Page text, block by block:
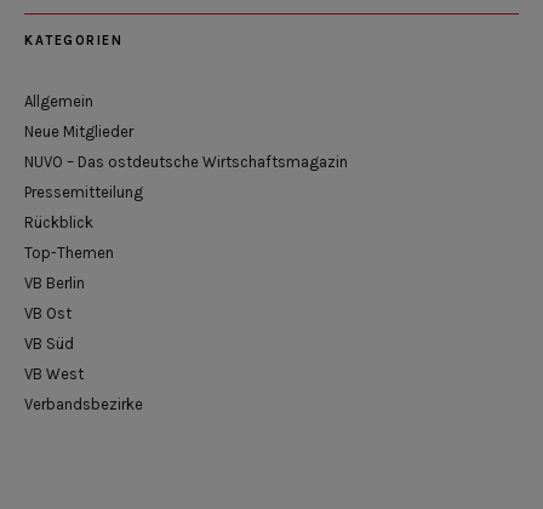
KATEGORIEN
Allgemein
Neue Mitglieder
NUVO – Das ostdeutsche Wirtschaftsmagazin
Pressemitteilung
Rückblick
Top-Themen
VB Berlin
VB Ost
VB Süd
VB West
Verbandsbezirke